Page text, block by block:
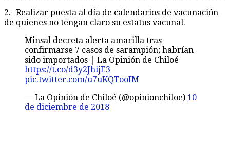
2.- Realizar puesta al día de calendarios de vacunación
de quienes no tengan claro su estatus vacunal.
Minsal decreta alerta amarilla tras
confirmarse 7 casos de sarampión; habrían
sido importados | La Opinión de Chiloé
https://t.co/d3y2JhijE3
pic.twitter.com/u7uKQTooIM
— La Opinión de Chiloé (@opinionchiloe) 10
de diciembre de 2018